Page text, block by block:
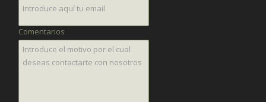
Comentarios